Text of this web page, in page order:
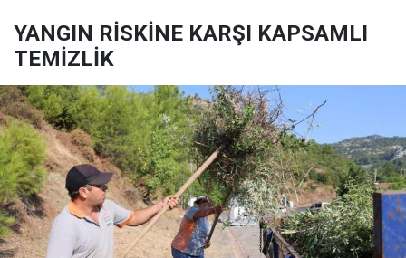
YANGIN RİSKİNE KARŞI KAPSAMLI
TEMİZLİK